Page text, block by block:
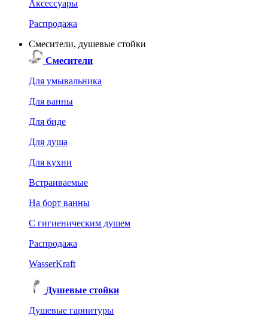
Аксессуары
Распродажа
Смесители, душевые стойки
Смесители
Для умывальника
Для ванны
Для биде
Для душа
Для кухни
Встраиваемые
На борт ванны
C гигиеническим душем
Распродажа
WasserKraft
Душевые стойки
Душевые гарнитуры